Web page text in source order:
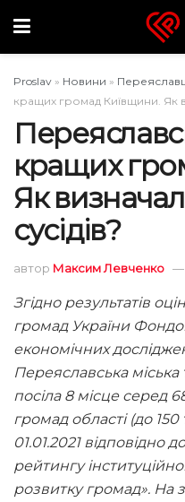
Proslav » Новини »
кращих громад Київщини. Як
кращих
Як
сусідів?
автор Максим Левченко
Згідно результатів
громад України
економічних
Переяславська
посіла 8 місце серед
громад області (до
01.01.2021 відповідно
рейтингу
розвитку громад». На